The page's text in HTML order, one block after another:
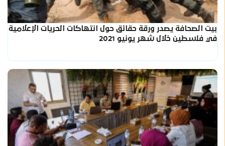
بيت الصحافة يصدر ورقة حقائق حول انتهاكات الحريات الإعلامية
في فلسطين خلال شهر يونيو 2021